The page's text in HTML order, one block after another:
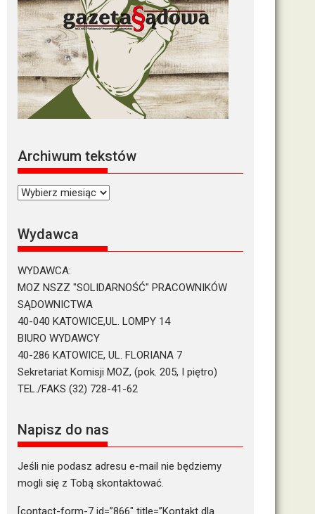
Archiwum tekstów
Archiwum
Wydawca
WYDAWCA:
MOZ NSZZ "SOLIDARNOŚĆ" PRACOWNIKÓW
SĄDOWNICTWA
40-040 KATOWICE,UL. LOMPY 14
BIURO WYDAWCY
40-286 KATOWICE, UL. FLORIANA 7
Sekretariat Komisji MOZ, (pok. 205, I piętro)
TEL./FAKS (32) 728-41-62
Napisz do nas
Jeśli nie podasz adresu e-mail nie będziemy
mogli się z Tobą skontaktować.
[contact-form-7 id=”866″ title=”Kontakt dla